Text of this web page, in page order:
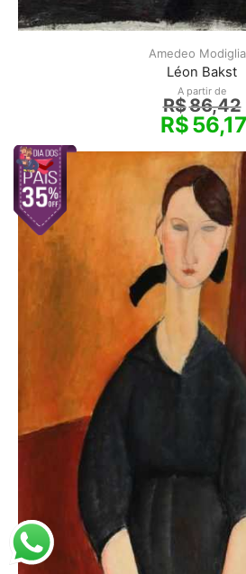
Amedeo
Léon Bakst
A partir de
R$86,42
R$56,17